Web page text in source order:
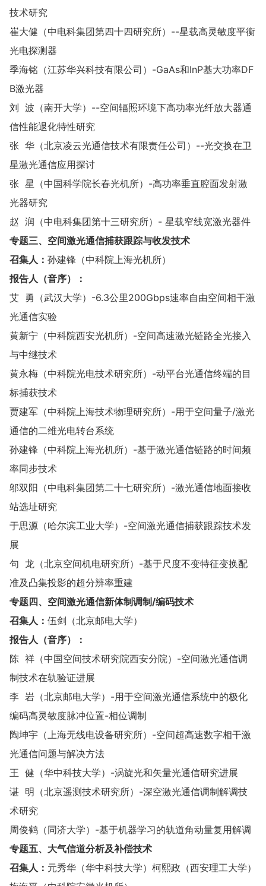
技术研究
崔大健（中电科集团第四十四研究所）--星载高灵敏度平衡
光电探测器
季海铭（江苏华兴科技有限公司）-GaAs和InP基大功率DF
B激光器
刘 波（南开大学）--空间辐照环境下高功率光纤放大器通
信性能退化特性研究
张 华（北京凌云光通信技术有限责任公司）--光交换在卫
星激光通信应用探讨
张 星（中国科学院长春光机所）-高功率垂直腔面发射激
光器研究
赵 润（中电科集团第十三研究所）- 星载窄线宽激光器件
专题三、空间激光通信捕获跟踪与收发技术
召集人： 孙建锋（中科院上海光机所）
报告人（音序）：
艾 勇（武汉大学）-6.3公里200Gbps速率自由空间相干激
光通信实验
黄新宁（中科院西安光机所）-空间高速激光链路全光接入
与中继技术
黄永梅（中科院光电技术研究所）-动平台光通信终端的目
标捕获技术
贾建军（中科院上海技术物理研究所）-用于空间量子/激光
通信的二维光电转台系统
孙建锋（中科院上海光机所）-基于激光通信链路的时间频
率同步技术
邬双阳（中电科集团第二十七研究所）-激光通信地面接收
站选址研究
于思源（哈尔滨工业大学）-空间激光通信捕获跟踪技术发
展
句 龙（北京空间机电研究所）-基于尺度不变特征变换配
准及凸集投影的超分辨率重建
专题四、空间激光通信新体制调制/编码技术
召集人： 伍剑（北京邮电大学）
报告人（音序）：
陈 祥（中国空间技术研究院西安分院）-空间激光通信调
制技术在轨验证进展
李 岩（北京邮电大学）-用于空间激光通信系统中的极化
编码高灵敏度脉冲位置-相位调制
陶坤宇（上海无线电设备研究所）-空间超高速数字相干激
光通信问题与解决方法
王 健（华中科技大学）-涡旋光和矢量光通信研究进展
谌 明（北京遥测技术研究所）-深空激光通信调制解调技
术研究
周俊鹤（同济大学）-基于机器学习的轨道角动量复用解调
专题五、大气信道分析及补偿技术
召集人： 元秀华（华中科技大学）柯熙政（西安理工大学）